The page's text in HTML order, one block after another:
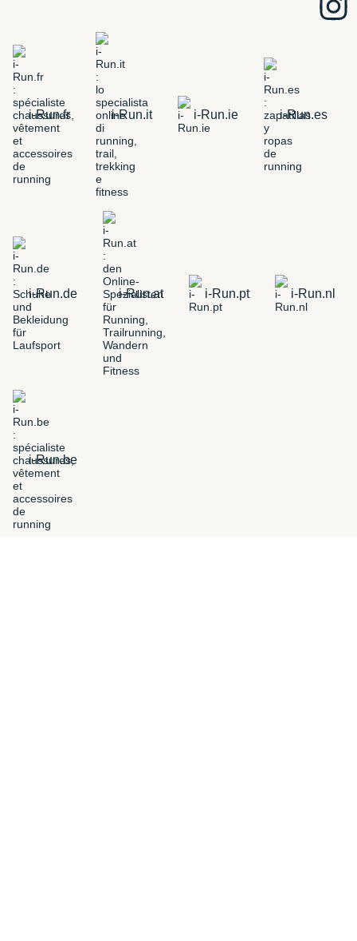
i-Run.fr i-Run.it i-Run.ie i-Run.es
i-Run.de i-Run.at i-Run.pt i-Run.nl
i-Run.be